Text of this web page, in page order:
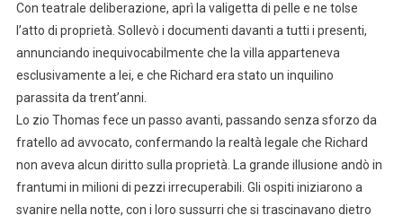
Con teatrale deliberazione, aprì la valigetta di pelle e ne tolse
l’atto di proprietà. Sollevò i documenti davanti a tutti i presenti,
annunciando inequivocabilmente che la villa apparteneva
esclusivamente a lei, e che Richard era stato un inquilino
parassita da trent’anni.
Lo zio Thomas fece un passo avanti, passando senza sforzo da
fratello ad avvocato, confermando la realtà legale che Richard
non aveva alcun diritto sulla proprietà. La grande illusione andò in
frantumi in milioni di pezzi irrecuperabili. Gli ospiti iniziarono a
svanire nella notte, con i loro sussurri che si trascinavano dietro